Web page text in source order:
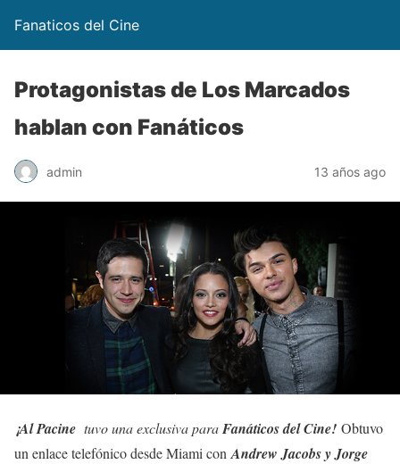
Fanaticos del Cine
Protagonistas de Los Marcados
hablan con Fanáticos
admin 13 años ago
¡Al Pacine tuvo una exclusiva paraFanáticos del Cine! Obtuvo
un enlace telefónico desde Miami con Andrew Jacobs y Jorge